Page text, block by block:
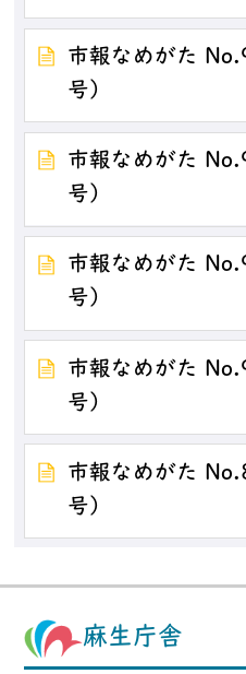
市報なめがた
号）
市報なめがた
号）
市報なめがた
号）
市報なめがた
号）
市報なめがた
号）
麻生庁舎